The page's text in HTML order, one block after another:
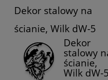
Dekor stalowy na
ścianie, Wilk dW-5
Dekor
stalowy
ścianie,
Wilk dW-5